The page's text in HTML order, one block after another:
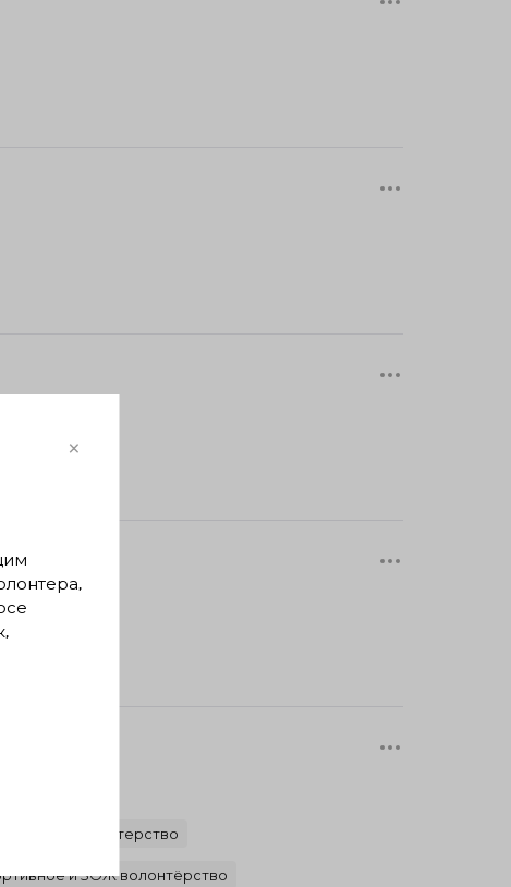
волонтерство
и ЗОЖ волонтёрство
×